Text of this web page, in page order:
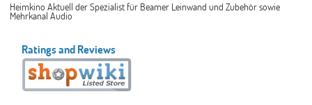
Heimkino Aktuell der Spezialist für Beamer Leinwand und Zubehör sowie
Mehrkanal Audio
Ratings and Reviews